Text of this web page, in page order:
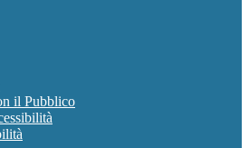
il Pubblico